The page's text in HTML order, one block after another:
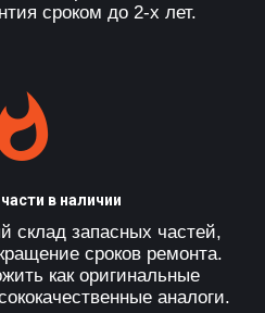
сроком до 2-х лет.
в наличии
склад запасных частей,
сроков ремонта.
как оригинальные
аналоги.